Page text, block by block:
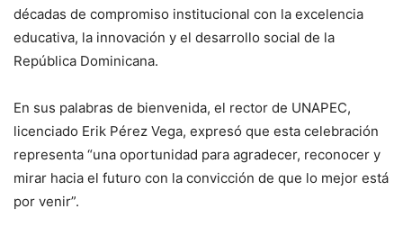
décadas de compromiso institucional con la excelencia
educativa, la innovación y el desarrollo social de la
República Dominicana.
En sus palabras de bienvenida, el rector de UNAPEC,
licenciado Erik Pérez Vega, expresó que esta celebración
representa “una oportunidad para agradecer, reconocer y
mirar hacia el futuro con la convicción de que lo mejor está
por venir”.